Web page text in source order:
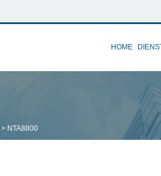
HOME
> NTA8800